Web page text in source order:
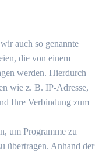
auch so genannte
die von einem
werden. Hierdurch
wie z. B. IP-Adresse,
Ihre Verbindung zum
um Programme zu
übertragen. Anhand der